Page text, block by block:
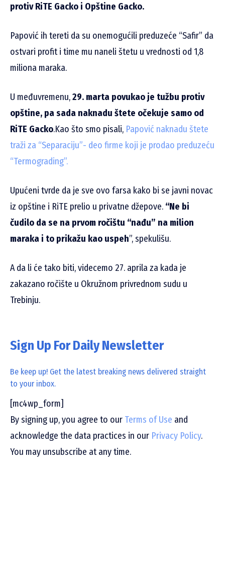
protiv RiTE Gacko i Opštine Gacko.
Papović ih tereti da su onemogućili preduzeće “Safir” da
ostvari profit i time mu naneli štetu u vrednosti od 1,8
miliona maraka.
U međuvremenu,29. marta povukao je tužbu protiv
opštine, pa sada naknadu štete očekuje samo od
RiTE Gacko.Kao što smo pisali, Papović naknadu štete
traži za “Separaciju”- deo firme koji je prodao preduzeću
“Termograding”.
Upućeni tvrde da je sve ovo farsa kako bi se javni novac
iz opštine i RiTE prelio u privatne džepove. “Ne bi
čudilo da se na prvom ročištu “nađu” na milion
maraka i to prikažu kao uspeh”, spekulišu.
A da li će tako biti, videcemo 27. aprila za kada je
zakazano ročište u Okružnom privrednom sudu u
Trebinju.
Sign Up For Daily Newsletter
Be keep up! Get the latest breaking news delivered straight
to your inbox.
[mc4wp_form]
By signing up, you agree to our Terms of Use and
acknowledge the data practices in our Privacy Policy.
You may unsubscribe at any time.